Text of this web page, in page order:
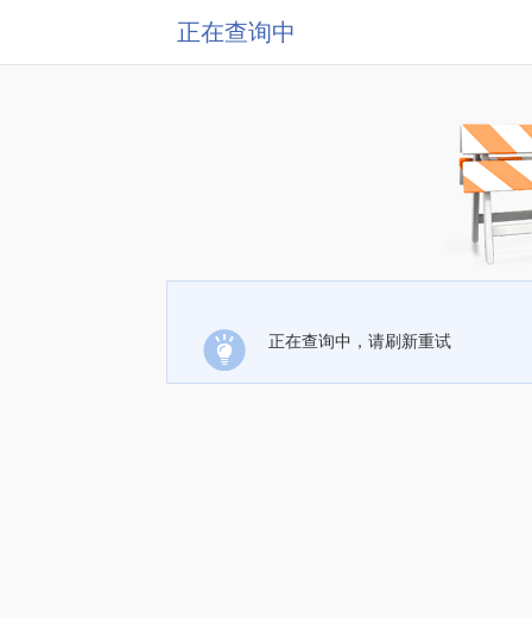
正在查询中
正在查询中，请刷新重试